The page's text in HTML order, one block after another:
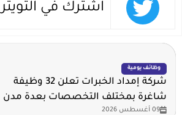
اشترك في التويتر
وظائف يومية
شركة إمداد الخبرات تعلن 32 وظيفة
شاغرة بمختلف التخصصات بعدة مدن
09 أغسطس 2026